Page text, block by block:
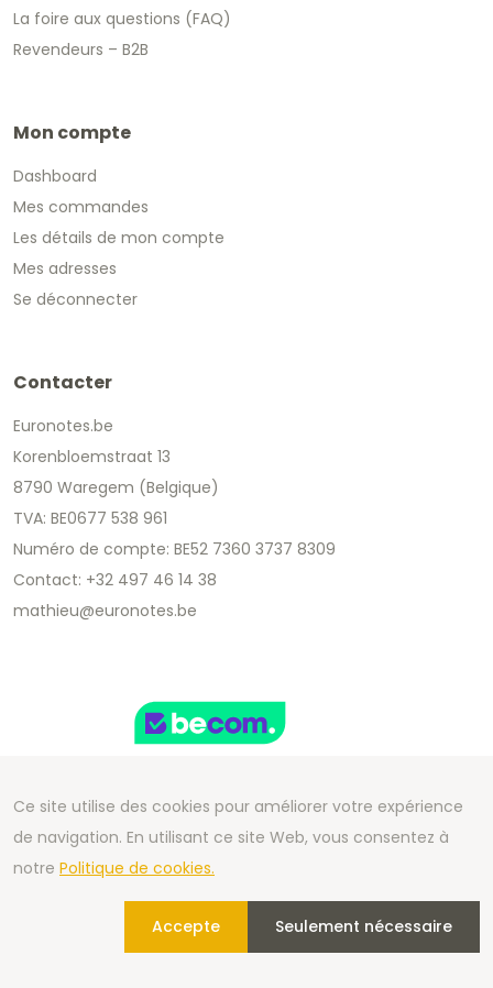
La foire aux questions (FAQ)
Revendeurs – B2B
Mon compte
Dashboard
Mes commandes
Les détails de mon compte
Mes adresses
Se déconnecter
Contacter
Euronotes.be
Korenbloemstraat 13
8790 Waregem (Belgique)
TVA: BE0677 538 961
Numéro de compte: BE52 7360 3737 8309
Contact: +32 497 46 14 38
mathieu@euronotes.be
Copyright 2026 We Can Do Better Online BV
Development by2mprove
Ce site utilise des cookies pour améliorer votre expérience
de navigation. En utilisant ce site Web, vous consentez à
notre Politique de cookies.
Accepte Seulement nécessaire